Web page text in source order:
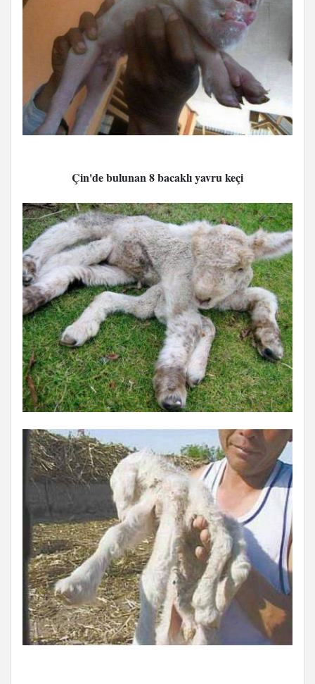
Çin'de bulunan 8 bacaklı yavru keçi